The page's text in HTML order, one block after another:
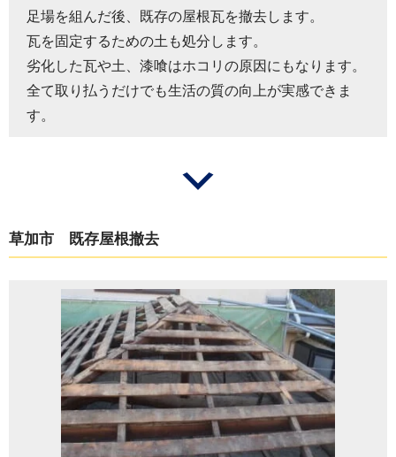
足場を組んだ後、既存の屋根瓦を撤去します。
瓦を固定するための土も処分します。
劣化した瓦や土、漆喰はホコリの原因にもなります。
全て取り払うだけでも生活の質の向上が実感できま
す。
草加市 既存屋根撤去